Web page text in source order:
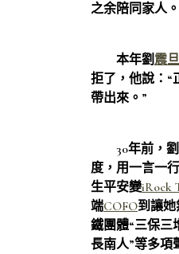
之余陪同家人。
本年劉震
拒了，他說：“
帶出來。”
30年前，劉
度，用一言一
生平安變iRock
端COFO到讓她
鐵團體“三保三
長南人”等多項